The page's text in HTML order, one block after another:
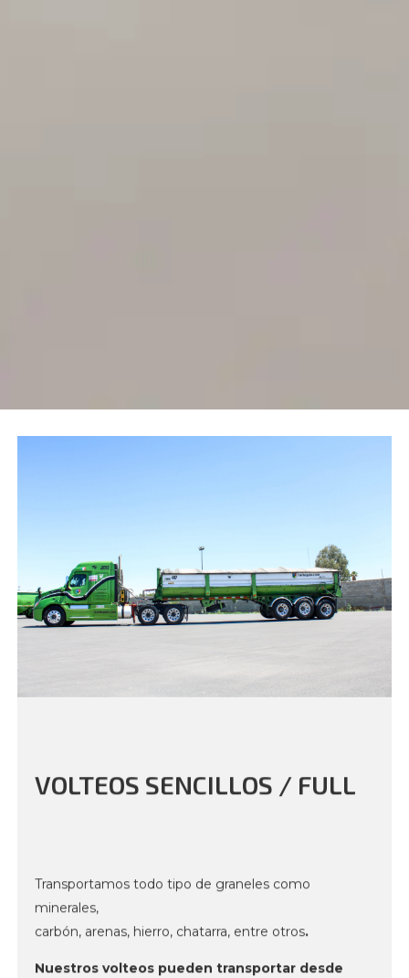
VOLTEOS SENCILLOS / FULL
Transportamos todo tipo de graneles como
minerales,
carbón, arenas, hierro, chatarra, entre otros.
Nuestros volteos pueden transportar desde